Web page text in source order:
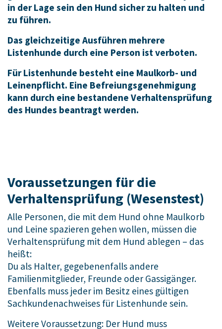
in der Lage sein den Hund sicher zu halten und
zu führen.
Das gleichzeitige Ausführen mehrere
Listenhunde durch eine Person ist verboten.
Für Listenhunde besteht eine Maulkorb- und
Leinenpflicht. Eine Befreiungsgenehmigung
kann durch eine bestandene Verhaltensprüfung
des Hundes beantragt werden.
Voraussetzungen für die
Verhaltensprüfung (Wesenstest)
Alle Personen, die mit dem Hund ohne Maulkorb
und Leine spazieren gehen wollen, müssen die
Verhaltensprüfung mit dem Hund ablegen – das
heißt:
Du als Halter, gegebenenfalls andere
Familienmitglieder, Freunde oder Gassigänger.
Ebenfalls muss jeder im Besitz eines gültigen
Sachkundenachweises für Listenhunde sein.
Weitere Voraussetzung: Der Hund muss